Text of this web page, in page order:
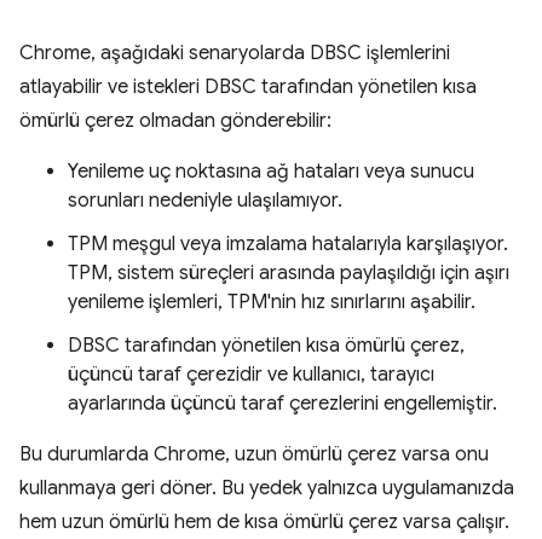
Chrome, aşağıdaki senaryolarda DBSC işlemlerini
atlayabilir ve istekleri DBSC tarafından yönetilen kısa
ömürlü çerez olmadan gönderebilir:
Yenileme uç noktasına ağ hataları veya sunucu
sorunları nedeniyle ulaşılamıyor.
TPM meşgul veya imzalama hatalarıyla karşılaşıyor.
TPM, sistem süreçleri arasında paylaşıldığı için aşırı
yenileme işlemleri, TPM'nin hız sınırlarını aşabilir.
DBSC tarafından yönetilen kısa ömürlü çerez,
üçüncü taraf çerezidir ve kullanıcı, tarayıcı
ayarlarında üçüncü taraf çerezlerini engellemiştir.
Bu durumlarda Chrome, uzun ömürlü çerez varsa onu
kullanmaya geri döner. Bu yedek yalnızca uygulamanızda
hem uzun ömürlü hem de kısa ömürlü çerez varsa çalışır.